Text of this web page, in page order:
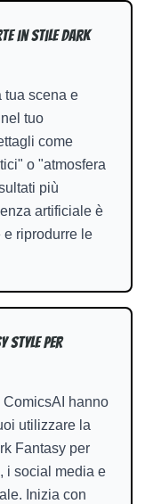
in stile Dark
tua scena e
tuo
come
o "atmosfera
più
artificiale è
e riprodurre le
Style per
ComicsAI hanno
utilizzare la
Fantasy per
i social media e
Inizia con